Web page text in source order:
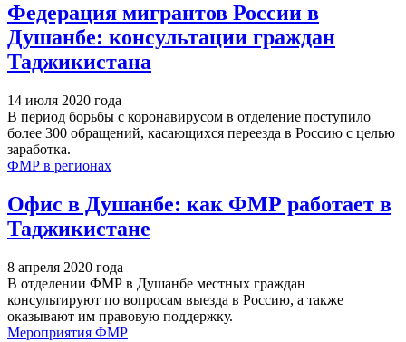
Федерация мигрантов России в
Душанбе: консультации граждан
Таджикистана
14 июля 2020 года
В период борьбы с коронавирусом в отделение поступило
более 300 обращений, касающихся переезда в Россию с целью
заработка.
ФМР в регионах
Офис в Душанбе: как ФМР работает в
Таджикистане
8 апреля 2020 года
В отделении ФМР в Душанбе местных граждан
консультируют по вопросам выезда в Россию, а также
оказывают им правовую поддержку.
Мероприятия ФМР